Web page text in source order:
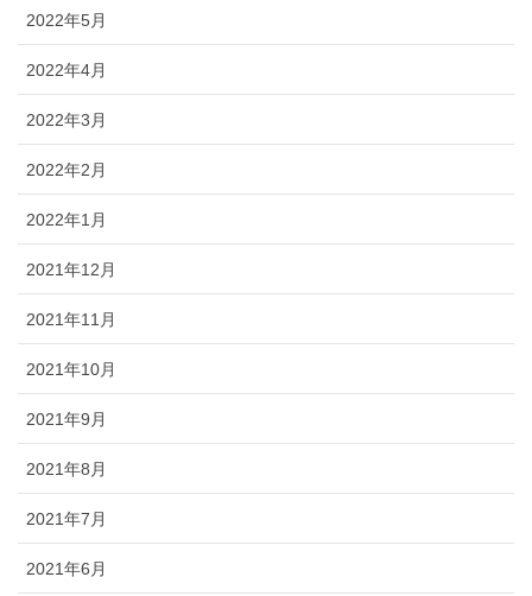
2022年5月
2022年4月
2022年3月
2022年2月
2022年1月
2021年12月
2021年11月
2021年10月
2021年9月
2021年8月
2021年7月
2021年6月